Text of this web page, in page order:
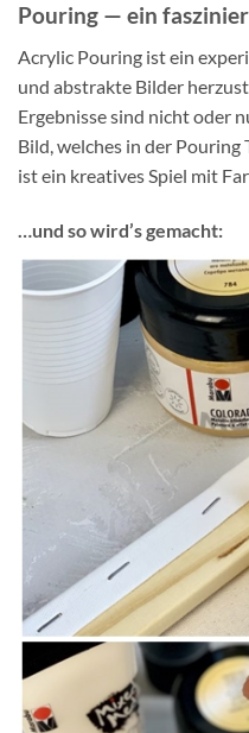
Pouring — ein
Acrylic Pouring ist ein
und abstrakte Bilder
Ergebnisse sind nicht oder
Bild, welches in der
ist ein kreatives Spiel mit
…und so wird’s gemacht: